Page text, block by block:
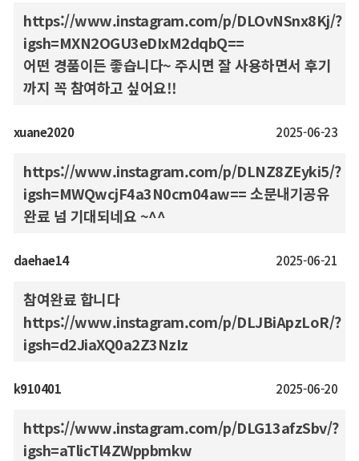
https://www.instagram.com/p/DLOvNSnx8Kj/?
igsh=MXN2OGU3eDIxM2dqbQ==
어떤 경품이든 좋습니다~ 주시면 잘 사용하면서 후기
까지 꼭 참여하고 싶어요!!
xuane2020 2025-06-23
https://www.instagram.com/p/DLNZ8ZEyki5/?
igsh=MWQwcjF4a3N0cm04aw== 소문내기공유
완료 넘 기대되네요 ~^^
daehae14 2025-06-21
참여완료 합니다
https://www.instagram.com/p/DLJBiApzLoR/?
igsh=d2JiaXQ0a2Z3NzIz
k910401 2025-06-20
https://www.instagram.com/p/DLG13afzSbv/?
igsh=aTlicTl4ZWppbmkw